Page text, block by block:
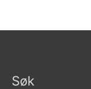
Søk